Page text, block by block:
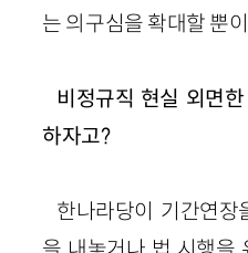
는 의구심을 확대할 뿐
비정규직 현실 외면
하자고?
한나라당이 기간연